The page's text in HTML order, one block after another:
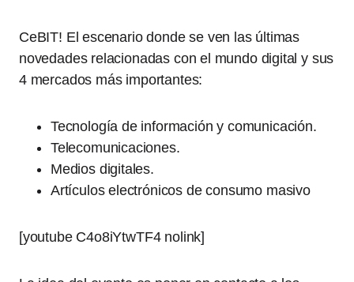
CeBIT! El escenario donde se ven las últimas
novedades relacionadas con el mundo digital y sus
4 mercados más importantes:
Tecnología de información y comunicación.
Telecomunicaciones.
Medios digitales.
Artículos electrónicos de consumo masivo
[youtube C4o8iYtwTF4 nolink]